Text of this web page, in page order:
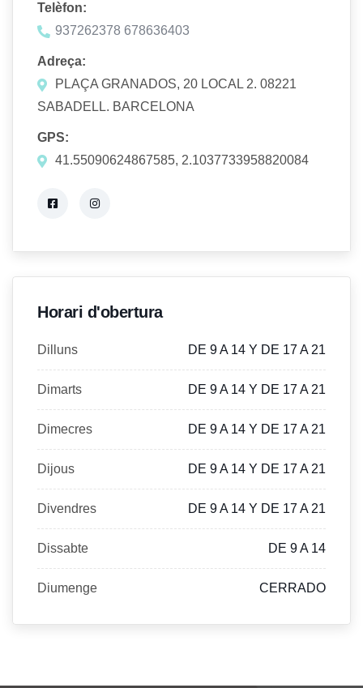
Telèfon:
937262378 678636403
Adreça:
PLAÇA GRANADOS, 20 LOCAL 2. 08221
SABADELL. BARCELONA
GPS:
41.55090624867585, 2.1037733958820084
Horari d'obertura
Dilluns DE 9 A 14 Y DE 17 A 21
Dimarts DE 9 A 14 Y DE 17 A 21
Dimecres DE 9 A 14 Y DE 17 A 21
Dijous DE 9 A 14 Y DE 17 A 21
Divendres DE 9 A 14 Y DE 17 A 21
Dissabte DE 9 A 14
Diumenge CERRADO